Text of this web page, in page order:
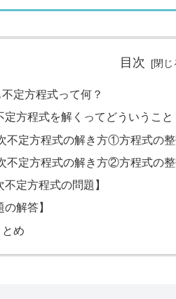
目次
定方程式って何？
定方程式を解くってどういうこと
不定方程式の解き方①方程式の
不定方程式の解き方②方程式の
不定方程式の問題】
の解答】
め